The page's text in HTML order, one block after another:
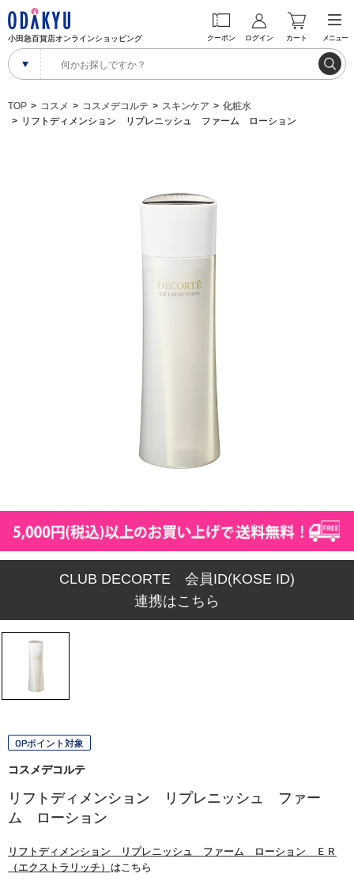
小田急百貨店オンラインショッピング クーポン ログイン カート メニュー
TOP コスメ コスメデコルテ スキンケア
化粧水
リフトディメンション リプレニッシュ ファーム ローション
CLUB DECORTE 会員ID(KOSE ID)
連携はこちら
OPポイント対象
コスメデコルテ
リフトディメンション リプレニッシュ ファー
ム ローション
リフトディメンション リプレニッシュ ファーム ローション ＥＲ
（エクストラリッチ） はこちら